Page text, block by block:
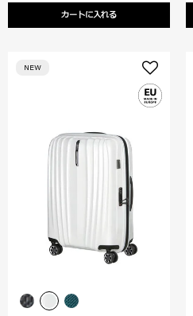
カートに入れる
NEW